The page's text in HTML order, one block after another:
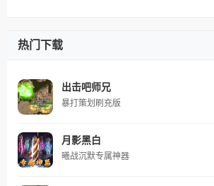
热门下载
出击吧师兄
暴打策划刷充版
月影黑白
曦战沉默专属神器